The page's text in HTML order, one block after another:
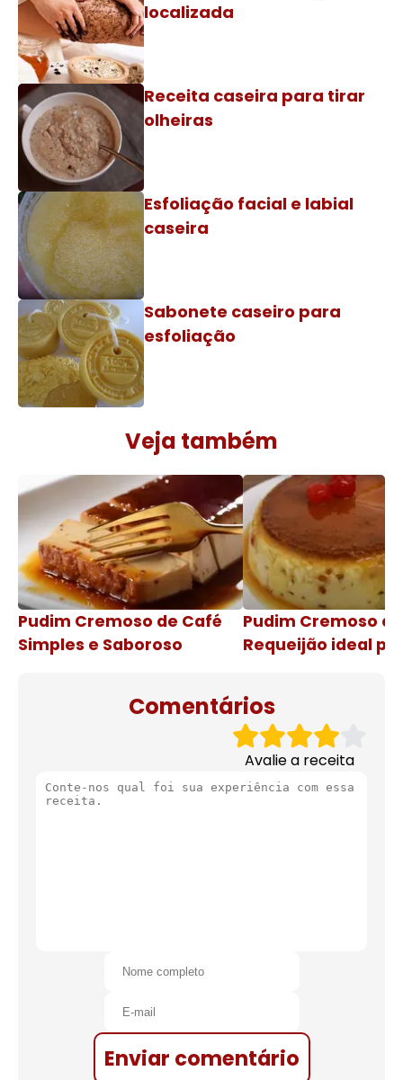
localizada
Receita caseira para tirar
olheiras
Esfoliação facial e labial
caseira
Sabonete caseiro para
esfoliação
Veja também
Pudim Cremoso de Café
Simples e Saboroso
Pudim Cremoso
Requeijão ideal
Comentários
Avalie a receita
Enviar comentário